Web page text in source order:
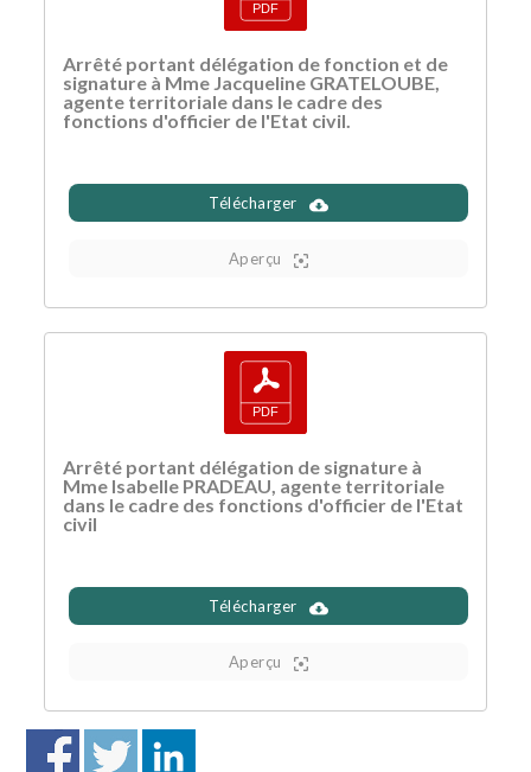
Arrêté portant délégation de fonction et de
signature à Mme Jacqueline GRATELOUBE,
agente territoriale dans le cadre des
fonctions d'officier de l'Etat civil.
Télécharger
Aperçu
Arrêté portant délégation de signature à
Mme Isabelle PRADEAU, agente territoriale
dans le cadre des fonctions d'officier de l'Etat
civil
Télécharger
Aperçu